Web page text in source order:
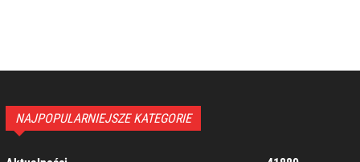
NAJPOPULARNIEJSZE KATEGORIE